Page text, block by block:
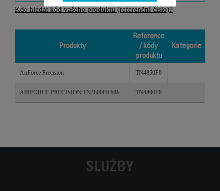
Kde hledat kód vašeho produktu (referenční číslo)?
Produkty
Reference
/ kódy
produktu
Kategorie
AirForce Precision TN4850F0
AIRFORCE PRECISION TN4800F0 bílá TN4800F0
SLUŽBY